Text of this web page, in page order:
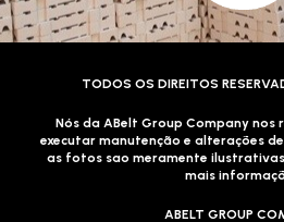
TODOS OS DIREITOS
Nós da ABelt Group Company nos
executar manutenção e alterações
as fotos sao meramente
mais
ABELT GROUP